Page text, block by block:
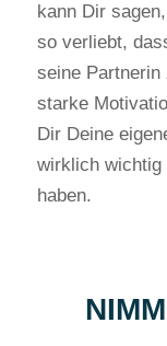
kann Dir
so verliebt,
seine Partnerin
starke
Dir Deine
wirklich wichtig
haben.